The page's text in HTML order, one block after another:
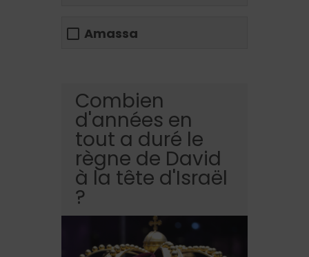
Amassa
Combien
d'années en
tout a duré le
règne de David
à la tête d'Israël
?